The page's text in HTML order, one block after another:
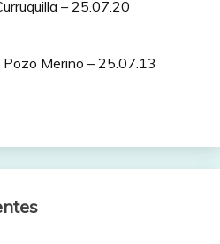
– 25.07.20
Pozo Merino – 25.07.13